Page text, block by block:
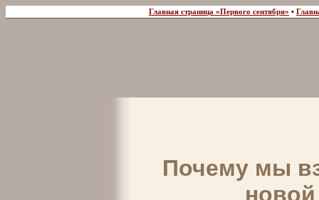
Главная страница «Первого сентября» •
Почему мы